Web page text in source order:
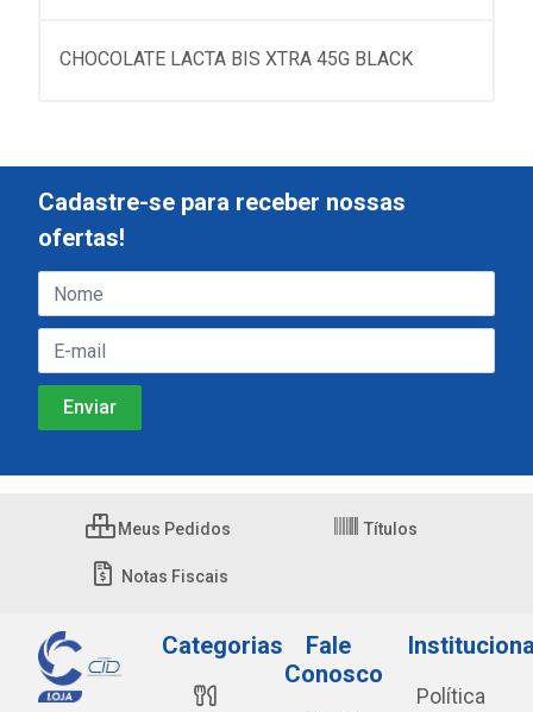
CHOCOLATE LACTA BIS XTRA 45G BLACK
Cadastre-se para receber nossas
ofertas!
Meus Pedidos Títulos
Notas Fiscais
Categorias
Fale
Conosco
Política